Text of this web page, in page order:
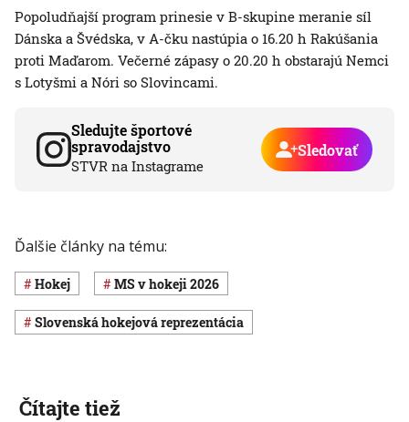
Popoludňajší program prinesie v B-skupine meranie síl
Dánska a Švédska, v A-čku nastúpia o 16.20 h Rakúšania
proti Maďarom. Večerné zápasy o 20.20 h obstarajú Nemci
s Lotyšmi a Nóri so Slovincami.
Sledujte športové
spravodajstvo
STVR na Instagrame
Sledovať
Ďalšie články na tému:
Hokej MS v hokeji 2026
slovenská hokejová reprezentácia
Čítajte tiež